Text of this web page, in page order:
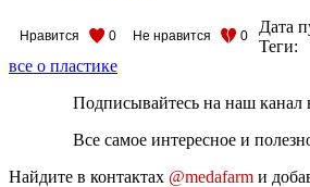
Нравится 0 Не нравится 0 Дата
Теги:
все о пластике
Подписывайтесь на наш канал
Все самое интересное и
Найдите в контактах @medafarm и